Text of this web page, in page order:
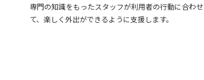
専門の知識をもったスタッフが利用者の行動に合わせ
て、楽しく外出ができるように支援します。